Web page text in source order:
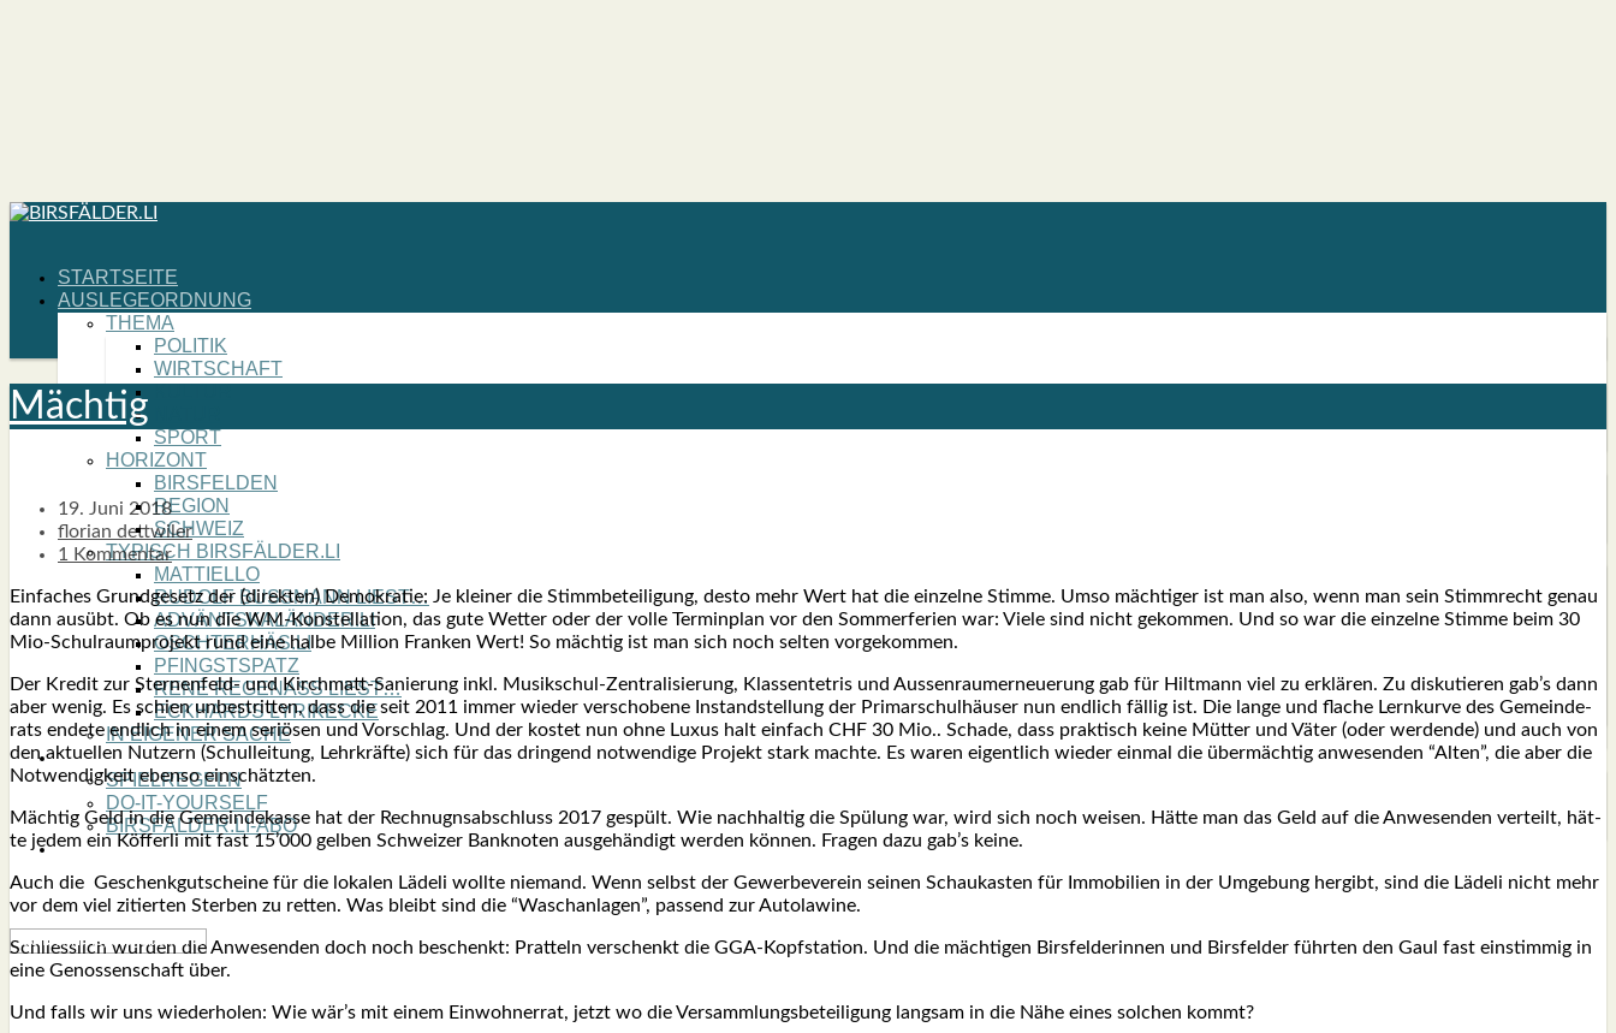
START­SEI­TE
AUS­LE­GE­ORD­NUNG
THE­MA
POLI­TIK
WIRT­SCHAFT
SPORT
HORI­ZONT
BIRS­FEL­DEN
REGI­ON
SCHWEIZ
TYPISCH BIRSFÄLDER.LI
MATTIELLO
RUDOLF BUSS­MANN LIEST…
ADVÄNTSKALÄNDER.LI
OSCHTERHÄS.LI
PFINGST­SPATZ
RENÉ REGEN­ASS LIEST…
ECK­HARDS LYRIK­ECKE
IN EIGE­NER SACHE
SO GOOT’S
SPIEL­RE­GELN
DO-IT-YOUR­S­ELF
BIRSFÄLDER.LI-ABO
SHOUT­BOX
Mäch­tig
19. Juni 2018
florian dettwiler
1 Kommentar
Ein­fa­ches Grund­ge­setz der (direk­ten) Demo­kra­tie: Je klei­ner die Stimm­be­tei­li­gung, des­to mehr Wert hat die ein­zel­ne Stim­me. Umso mäch­ti­ger ist man also, wenn man sein Stimm­recht genau
dann aus­übt. Ob es nun die WM-Kon­stel­la­ti­on, das gute Wet­ter oder der vol­le Ter­min­plan vor den Som­mer­fe­ri­en war: Vie­le sind nicht gekom­men. Und so war die ein­zel­ne Stim­me beim 30
Mio-Schul­raum­pro­jekt rund eine hal­be Mil­li­on Fran­ken Wert! So mäch­tig ist man sich noch sel­ten vor­ge­kom­men.
Der Kre­dit zur Ster­nen­feld- und Kirch­matt-Sanie­rung inkl. Musik­schul-Zen­tra­li­sie­rung, Klas­sen­tetris und Aus­sen­rau­mer­neue­rung gab für Hilt­mann viel zu erklä­ren. Zu dis­ku­tie­ren gab’s dann
aber wenig. Es schien unbe­strit­ten, dass die seit 2011 immer wie­der ver­scho­be­ne Instand­stel­lung der Pri­mar­schul­häu­ser nun end­lich fäl­lig ist. Die lan­ge und fla­che Lern­kur­ve des Gemein­de­
rats ende­te end­lich in einem seriö­sen und Vor­schlag. Und der kos­tet nun ohne Luxus halt ein­fach CHF 30 Mio.. Scha­de, dass prak­tisch kei­ne Müt­ter und Väter (oder wer­den­de) und auch von
den aktu­el­len Nut­zern (Schul­lei­tung, Lehr­kräf­te) sich für das drin­gend not­wen­di­ge Pro­jekt stark mach­te. Es waren eigent­lich wie­der ein­mal die über­mäch­tig anwe­sen­den “Alten”, die aber die
Not­wen­dig­keit eben­so ein­schätz­ten.
Mäch­tig Geld in die Gemein­de­kas­se hat der Rech­nug­ns­ab­schluss 2017 gespült. Wie nach­hal­tig die Spü­lung war, wird sich noch wei­sen. Hät­te man das Geld auf die Anwe­sen­den ver­teilt, hät­
te jedem ein Köf­fer­li mit fast 15’000 gel­ben Schwei­zer Bank­no­ten aus­ge­hän­digt wer­den kön­nen. Fra­gen dazu gab’s kei­ne.
Auch die Geschenk­gut­schei­ne für die loka­len Läde­li woll­te nie­mand. Wenn selbst der Gewer­be­ver­ein sei­nen Schau­kas­ten für Immo­bi­li­en in der Umge­bung her­gibt, sind die Läde­li nicht mehr
vor dem viel zitier­ten Ster­ben zu ret­ten. Was bleibt sind die “Wasch­an­la­gen”, pas­send zur Auto­la­wi­ne.
Schliess­lich wur­den die Anwe­sen­den doch noch beschenkt: Prat­teln ver­schenkt die GGA-Kopf­sta­ti­on. Und die mäch­ti­gen Birs­fel­de­rin­nen und Birs­fel­der führ­ten den Gaul fast ein­stim­mig in
eine Genos­sen­schaft über.
Und falls wir uns wie­der­ho­len: Wie wär’s mit einem Ein­woh­ner­rat, jetzt wo die Ver­samm­lungs­be­tei­li­gung lang­sam in die Nähe eines sol­chen kommt?